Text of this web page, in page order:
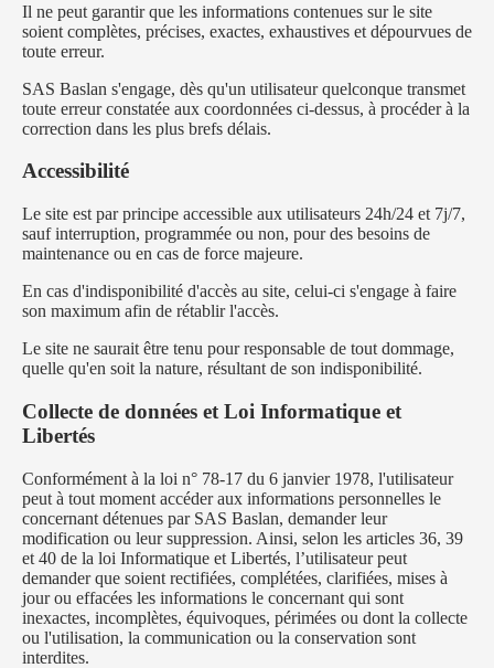
Il ne peut garantir que les informations contenues sur le site
soient complètes, précises, exactes, exhaustives et dépourvues de
toute erreur.
SAS Baslan s'engage, dès qu'un utilisateur quelconque transmet
toute erreur constatée aux coordonnées ci-dessus, à procéder à la
correction dans les plus brefs délais.
Accessibilité
Le site est par principe accessible aux utilisateurs 24h/24 et 7j/7,
sauf interruption, programmée ou non, pour des besoins de
maintenance ou en cas de force majeure.
En cas d'indisponibilité d'accès au site, celui-ci s'engage à faire
son maximum afin de rétablir l'accès.
Le site ne saurait être tenu pour responsable de tout dommage,
quelle qu'en soit la nature, résultant de son indisponibilité.
Collecte de données et Loi Informatique et
Libertés
Conformément à la loi n° 78-17 du 6 janvier 1978, l'utilisateur
peut à tout moment accéder aux informations personnelles le
concernant détenues par SAS Baslan, demander leur
modification ou leur suppression. Ainsi, selon les articles 36, 39
et 40 de la loi Informatique et Libertés, l’utilisateur peut
demander que soient rectifiées, complétées, clarifiées, mises à
jour ou effacées les informations le concernant qui sont
inexactes, incomplètes, équivoques, périmées ou dont la collecte
ou l'utilisation, la communication ou la conservation sont
interdites.